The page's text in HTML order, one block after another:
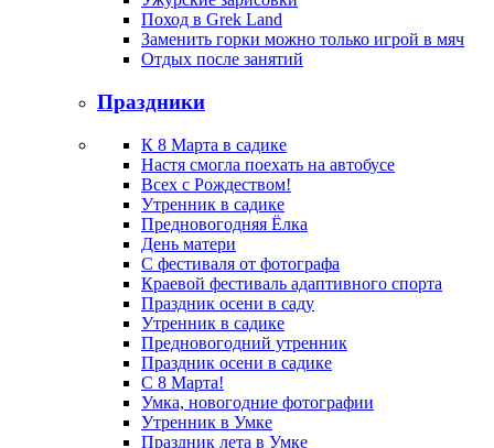
Поход в Grek Land
Заменить горки можно только игрой в мяч
Отдых после занятий
Праздники
К 8 Марта в садике
Настя смогла поехать на автобусе
Всех с Рождеством!
Утренник в садике
Предновогодняя Ёлка
День матери
С фестиваля от фотографа
Краевой фестиваль адаптивного спорта
Праздник осени в саду
Утренник в садике
Предновогодний утренник
Праздник осени в садике
С 8 Марта!
Умка, новогодние фотографии
Утренник в Умке
Праздник лета в Умке